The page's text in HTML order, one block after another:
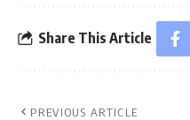
Share This Article
PREVIOUS ARTICLE